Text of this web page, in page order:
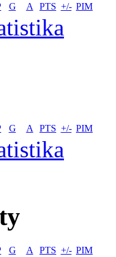
G A PTS +/- PIM
G A PTS +/- PIM
G A PTS +/- PIM